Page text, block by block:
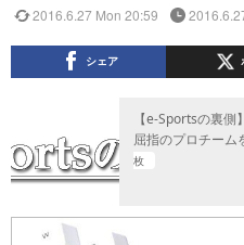
2016.6.27 Mon 20:59
シェア
【e-Sportsの裏
屈指のプロチーム
枚